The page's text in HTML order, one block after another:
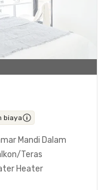
biaya
Mandi Dalam
Teras
Heater